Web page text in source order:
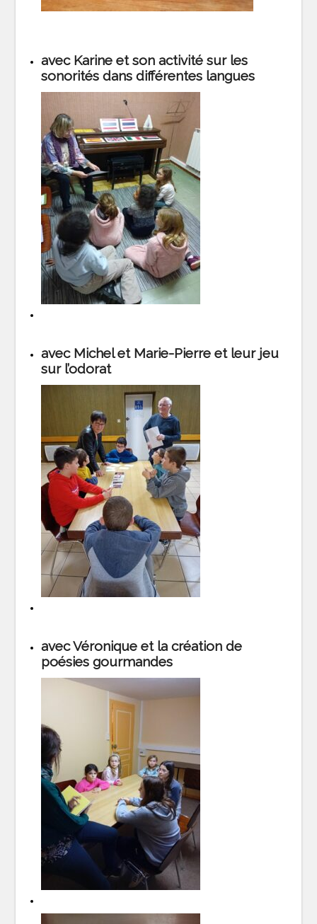
avec Karine et son activité sur les
sonorités dans différentes langues
avec Michel et Marie-Pierre et leur jeu
sur l’odorat
avec Véronique et la création de
poésies gourmandes